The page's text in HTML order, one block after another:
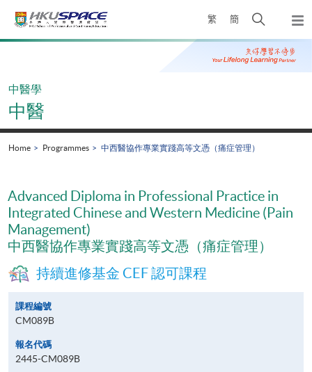
繁 簡
Open
search
panel
Main
中醫學
中醫
Home Programmes 中西醫協作專業實踐高等文憑（痛症管理）
Advanced Diploma in Professional Practice in
Integrated Chinese and Western Medicine (Pain
Management)
中西醫協作專業實踐高等文憑（痛症管理）
持續進修基金 CEF 認可課程
課程編號
CM089B
報名代碼
2445-CM089B